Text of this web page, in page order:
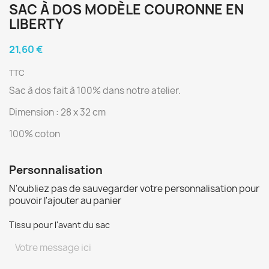
SAC À DOS MODÈLE COURONNE EN
LIBERTY
21,60 €
TTC
Sac à dos fait à 100% dans notre atelier.
Dimension : 28 x 32 cm
100% coton
Personnalisation
N'oubliez pas de sauvegarder votre personnalisation pour
pouvoir l'ajouter au panier
Tissu pour l'avant du sac